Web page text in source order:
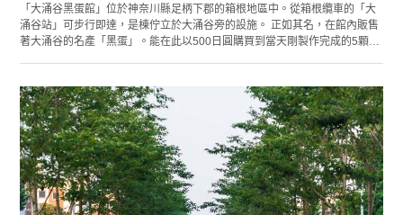
「大涌谷黑蛋館」位於神奈川縣足柄下郡的箱根地區中。從箱根纜車的「大
涌谷站」可步行即達，是棟佇立於大涌谷旁的設施。 正如其名，在館內販售
著大涌谷的名產「黑蛋」。能在此以500日圓購買到當天剛製作完成的5顆包
為了一嚐黑蛋而前往大涌谷站。 此外，在館內的「黑蛋SHOP」中，也販售
著多種箱根地區的伴手禮，除了有零食、魚板等食品之外，還能在此購買到
箱根的代表性傳統工藝品──寄木細工等等。